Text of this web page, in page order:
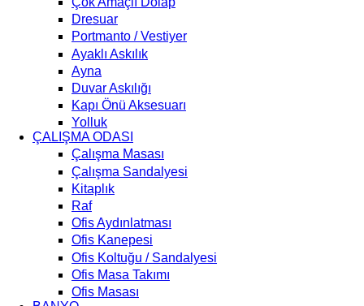
Dresuar
Portmanto / Vestiyer
Ayaklı Askılık
Ayna
Duvar Askılığı
Kapı Önü Aksesuarı
Yolluk
ÇALIŞMA ODASI
Çalışma Masası
Çalışma Sandalyesi
Kitaplık
Raf
Ofis Aydınlatması
Ofis Kanepesi
Ofis Koltuğu / Sandalyesi
Ofis Masa Takımı
Ofis Masası